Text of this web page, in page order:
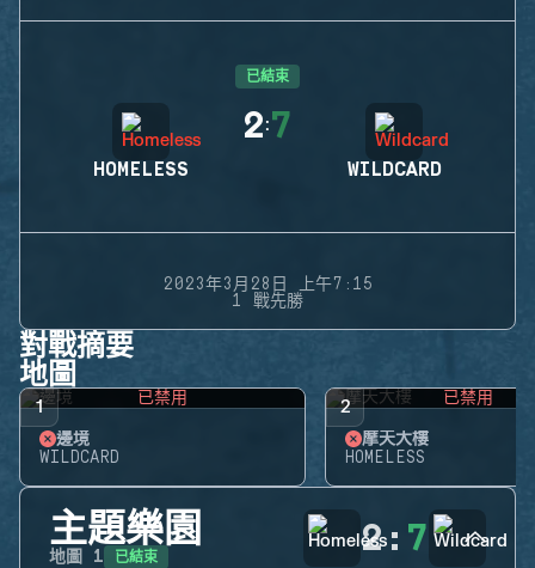
已結束
HOMELESS
2:7
WILDCARD
2023年3月28日 上午7:15
1 戰先勝
對戰摘要
地圖
1 已禁用
邊境
WILDCARD
2 已禁用
摩天大樓
HOMELESS
主題樂園
地圖 1 已結束 2: 7